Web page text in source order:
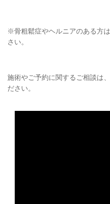
※骨粗鬆症やヘルニアのある方
さい。
施術やご予約に関するご相談は
ださい。